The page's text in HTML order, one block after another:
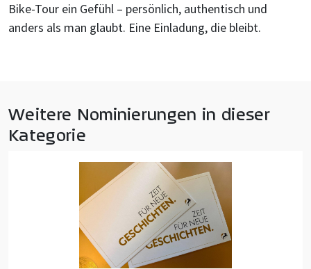
Bike-Tour ein Gefühl – persönlich, authentisch und
anders als man glaubt. Eine Einladung, die bleibt.
Weitere Nominierungen in dieser
Kategorie